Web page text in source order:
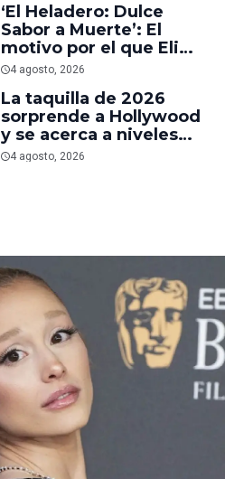
‘El Heladero: Dulce
Sabor a Muerte’: El
motivo por el que Eli
Roth se hartó de los
Hollywood e hizo su
nueva película gore
4 agosto, 2026
La taquilla de 2026
sorprende a Hollywood
y se acerca a niveles
anteriores a la
4 agosto, 2026